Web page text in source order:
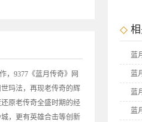
蓝
蓝
蓝
蓝
，9377《蓝月传奇》网
玛法，再现老传奇的辉
原老传奇全盛时期的经
，更有英雄合击等创新